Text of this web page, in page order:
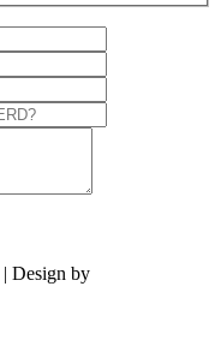
Design by